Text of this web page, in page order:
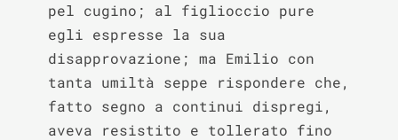
pel cugino; al figlioccio pure
egli espresse la sua
disapprovazione; ma Emilio con
tanta umiltà seppe rispondere che,
fatto segno a continui dispregi,
aveva resistito e tollerato fino